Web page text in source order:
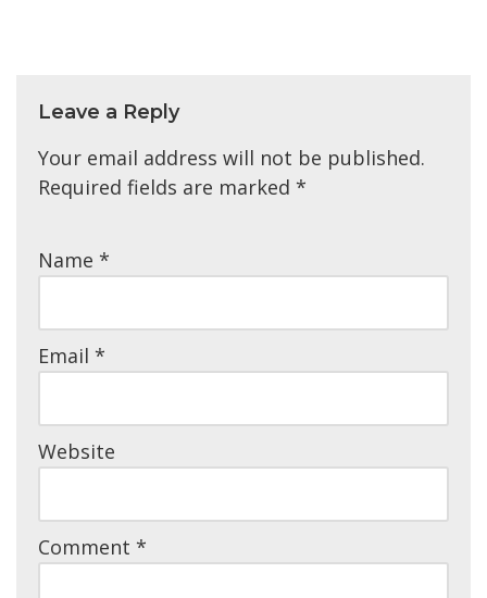
Leave a Reply
Your email address will not be published.
Required fields are marked *
Name *
Email *
Website
Comment *